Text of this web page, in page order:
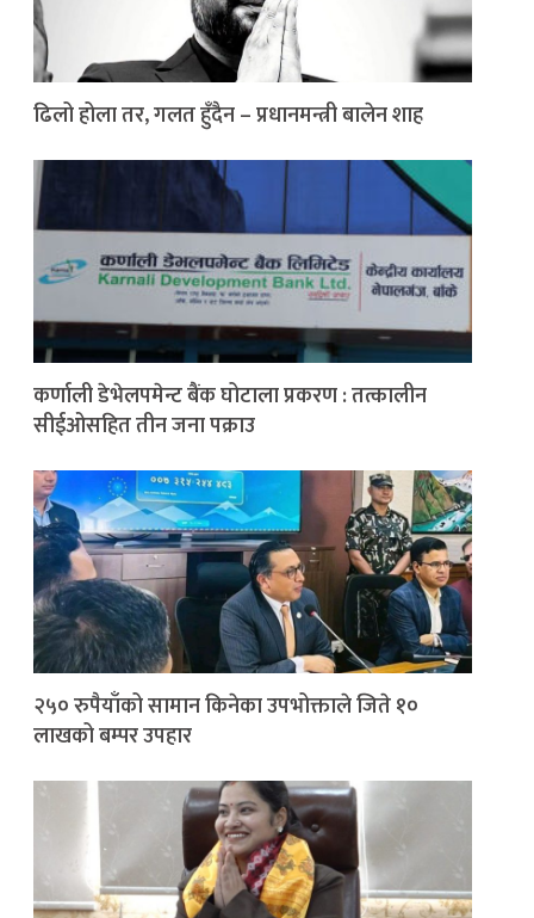
ढिलो होला तर, गलत हुँदैन – प्रधानमन्त्री बालेन शाह
कर्णाली डेभेलपमेन्ट बैंक घोटाला प्रकरण : तत्कालीन
सीईओसहित तीन जना पक्राउ
२५० रुपैयाँको सामान किनेका उपभोक्ताले जिते १०
लाखको बम्पर उपहार